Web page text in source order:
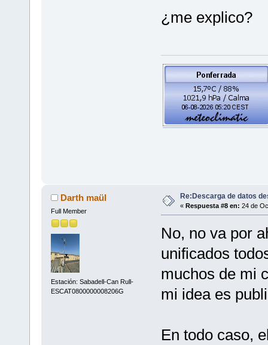
¿me explico?
Darth maül
Full Member
Estación: Sabadell-Can Rull-
ESCAT0800000008206G
Re:Descarga de datos
« Respuesta #8 en: 24 de
No, no va por
unificados
muchos de mi
mi idea es
En todo caso,